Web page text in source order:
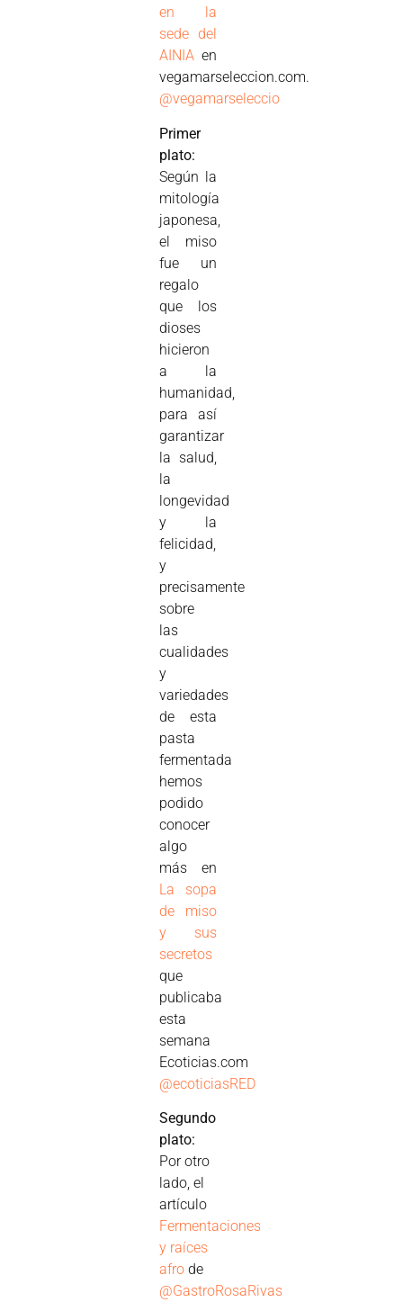
en la
sede del
AINIA en
vegamarseleccion.com.
@vegamarseleccio
Primer
plato:
Según la
mitología
japonesa,
el miso
fue un
regalo
que los
dioses
hicieron
a la
humanidad,
para así
garantizar
la salud,
la
longevidad
y la
felicidad,
y
precisamente
sobre
las
cualidades
y
variedades
de esta
pasta
fermentada
hemos
podido
conocer
algo
más en
La sopa
de miso
y sus
secretos
que
publicaba
esta
semana
Ecoticias.com
@ecoticiasRED
Segundo
plato:
Por otro
lado, el
artículo
Fermentaciones
y raíces
afrode
@GastroRosaRivas